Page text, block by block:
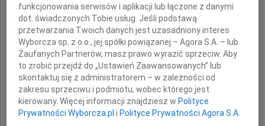
Prof.
Jerzy Kopel
funkcjonowania serwisów i aplikacji lub łączone z danymi
dot. świadczonych Tobie usług. Jeśli podstawą
przetwarzania Twoich danych jest uzasadniony interes
Wyborcza sp. z o.o., jej spółki powiązanej – Agora S.A. – lub
Zaufanych Partnerów, masz prawo wyrazić sprzeciw. Aby
to zrobić przejdź do „Ustawień Zaawansowanych” lub
skontaktuj się z administratorem – w zależności od
zakresu sprzeciwu i podmiotu, wobec którego jest
kierowany. Więcej informacji znajdziesz wPolityce
Prywatności Wyborcza.pl iPolityce Prywatności Agora S.A.